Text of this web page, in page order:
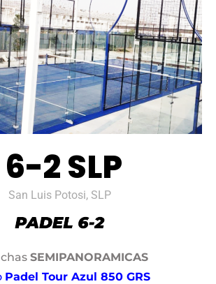
2 SLP
San Luis Potosi, SLP
SEMIPANORAMICAS
Padel Tour Azul 850 GRS